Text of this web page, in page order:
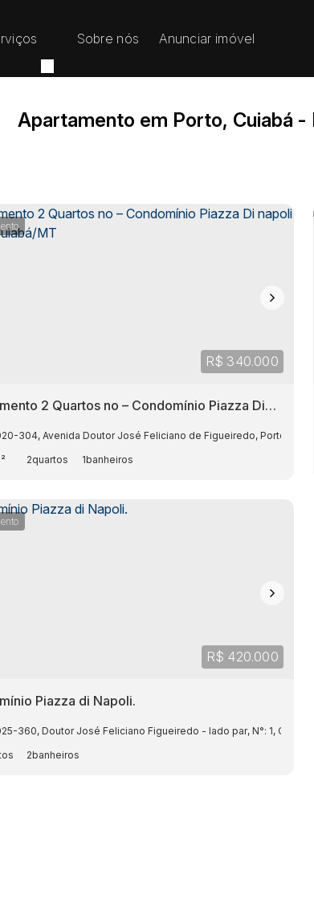
Anunciar imóvel
Sobre nós
Apartamento em Porto, Cuiabá -
R$ 340.000
2 Quartos no – Condomínio Piazza Di
304, Avenida Doutor José Feliciano de Figueiredo, Porto
2 1
R$ 420.000
Piazza di Napoli.
360, Doutor José Feliciano Figueiredo - lado par, N°: 1, Cond:
2